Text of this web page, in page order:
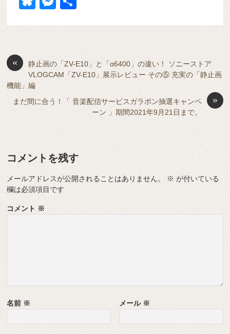
c
e
o
o
k
n
a
s
di et
y
n
g
er
«
静止画の「ZV-E10」と「α6400」の違い！ ソニーストア
VLOGCAM「ZV-E10」展示レビュー その⑤ 充実の「静止画
機能」編
»
まだ間に合う！「 音楽配信サービスガラポン抽選キャンペ
ーン 」期間2021年9月21日まで。
コメントを残す
メールアドレスが公開されることはありません。 ※ が付いている
欄は必須項目です
コメント ※
名前 ※ メール ※